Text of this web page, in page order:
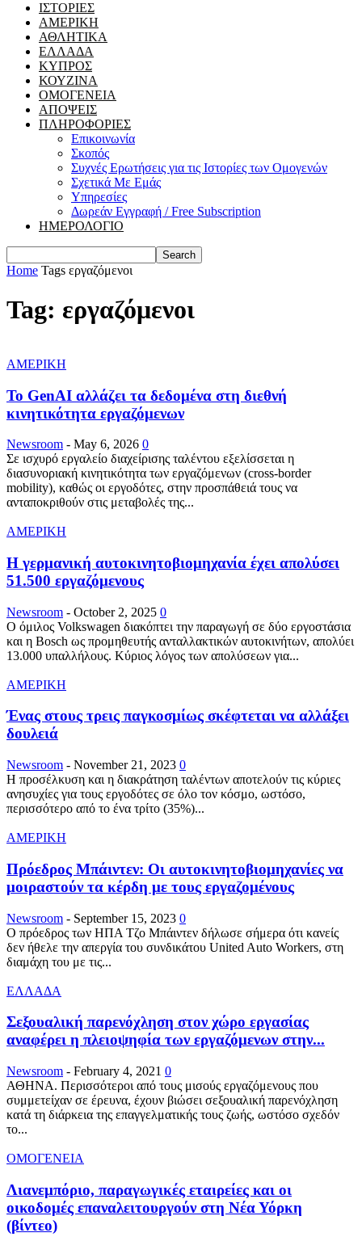
ΙΣΤΟΡΙΕΣ
ΑΜΕΡΙΚΗ
ΑΘΛΗΤΙΚΑ
ΕΛΛΑΔΑ
ΚΥΠΡΟΣ
ΚΟΥΖΙΝΑ
ΟΜΟΓΕΝΕΙΑ
ΑΠΟΨΕΙΣ
ΠΛΗΡΟΦΟΡΙΕΣ
Επικοινωνία
Σκοπός
Συχνές Ερωτήσεις για τις Ιστορίες των Ομογενών
Σχετικά Με Εμάς
Υπηρεσίες
Δωρεάν Εγγραφή / Free Subscription
ΗΜΕΡΟΛΟΓΙΟ
Home Tags εργαζόμενοι
Tag: εργαζόμενοι
ΑΜΕΡΙΚΗ
Το GenAI αλλάζει τα δεδομένα στη διεθνή
κινητικότητα εργαζόμενων
Newsroom - May 6, 2026 0
Σε ισχυρό εργαλείο διαχείρισης ταλέντου εξελίσσεται η
διασυνοριακή κινητικότητα των εργαζόμενων (cross-border
mobility), καθώς οι εργοδότες, στην προσπάθειά τους να
ανταποκριθούν στις μεταβολές της...
ΑΜΕΡΙΚΗ
Η γερμανική αυτοκινητοβιομηχανία έχει απολύσει
51.500 εργαζόμενους
Newsroom - October 2, 2025 0
Ο όμιλος Volkswagen διακόπτει την παραγωγή σε δύο εργοστάσια
και η Bosch ως προμηθευτής ανταλλακτικών αυτοκινήτων, απολύει
13.000 υπαλλήλους. Κύριος λόγος των απολύσεων για...
ΑΜΕΡΙΚΗ
Ένας στους τρεις παγκοσμίως σκέφτεται να αλλάξει
δουλειά
Newsroom - November 21, 2023 0
Η προσέλκυση και η διακράτηση ταλέντων αποτελούν τις κύριες
ανησυχίες για τους εργοδότες σε όλο τον κόσμο, ωστόσο,
περισσότερο από το ένα τρίτο (35%)...
ΑΜΕΡΙΚΗ
Πρόεδρος Μπάιντεν: Οι αυτοκινητοβιομηχανίες να
μοιραστούν τα κέρδη με τους εργαζομένους
Newsroom - September 15, 2023 0
Ο πρόεδρος των ΗΠΑ Τζο Μπάιντεν δήλωσε σήμερα ότι κανείς
δεν ήθελε την απεργία του συνδικάτου United Auto Workers, στη
διαμάχη του με τις...
ΕΛΛΑΔΑ
Σεξουαλική παρενόχληση στον χώρο εργασίας
αναφέρει η πλειοψηφία των εργαζόμενων στην...
Newsroom - February 4, 2021 0
ΑΘΗΝΑ. Περισσότεροι από τους μισούς εργαζόμενους που
συμμετείχαν σε έρευνα, έχουν βιώσει σεξουαλική παρενόχληση
κατά τη διάρκεια της επαγγελματικής τους ζωής, ωστόσο σχεδόν
το...
ΟΜΟΓΕΝΕΙΑ
Λιανεμπόριο, παραγωγικές εταιρείες και οι
οικοδομές επαναλειτουργούν στη Νέα Υόρκη
(βίντεο)